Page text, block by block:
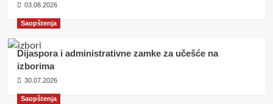
03.08.2026
Saopštenja
Dijaspora i administrativne zamke za učešće na
izborima
30.07.2026
Saopštenja